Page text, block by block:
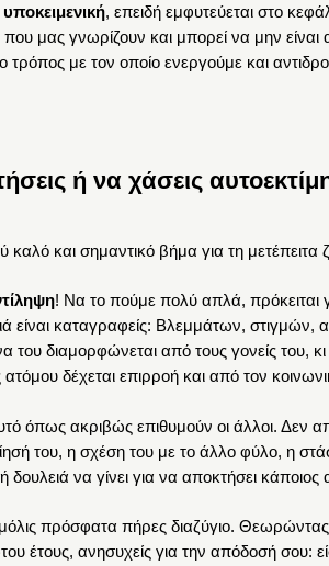
, επειδή εμφυτεύεται στο
μας γνωρίζουν και μπορεί να μην
με τον οποίο ενεργούμε και
ή να χάσεις
καλό και σημαντικό βήμα για τη
! Να το πούμε πολύ απλά, πρόκειται
είναι καταγραφείς: Βλεμμάτων,
του διαμορφώνεται από τους γονείς του,
δέχεται επιρροή και από τον
όπως ακριβώς επιθυμούν οι άλλοι.
του, η σχέση του με το άλλο φύλο, η
να γίνει για να αποκτήσει κάποιος
πρόσφατα πήρες διαζύγιο.
έτους, ανησυχείς για την απόδοσή σου: